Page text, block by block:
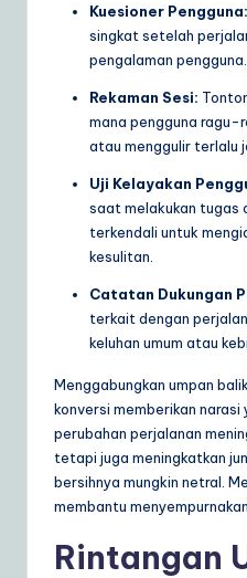
Kuesioner Pengguna:
singkat setelah
pengalaman pengguna.
Rekaman Sesi:
mana pengguna ragu-
atau menggulir terlalu
Uji Kelayakan
saat melakukan tugas
terkendali untuk
kesulitan.
Catatan Dukungan
terkait dengan
keluhan umum atau
Menggabungkan umpan
konversi memberikan narasi
perubahan perjalanan
tetapi juga meningkatkan
bersihnya mungkin netral.
membantu
Rintangan